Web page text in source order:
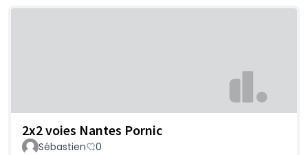
2x2 voies Nantes Pornic
Sébastien 0